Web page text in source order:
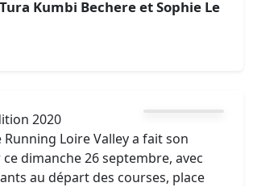
Kumbi Bechere et Sophie Le
2020
Running Loire Valley a fait son
dimanche 26 septembre, avec
au départ des courses, place